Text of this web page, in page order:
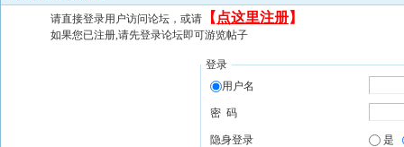
请直接登录用户访问论坛，或请 【 点这里注册】
如果您已注册,请先登录论坛即可游览帖子
登录
用户名
密 码
隐身登录 是